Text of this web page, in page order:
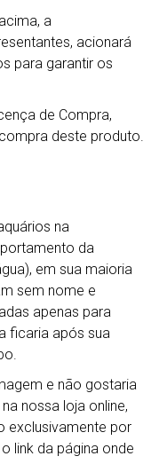
a
acionará
para garantir os
de Compra,
deste produto.
na
da
em sua maioria
sem nome e
apenas para
ficaria após sua
e não gostaria
nossa loja online,
exclusivamente por
link da página onde